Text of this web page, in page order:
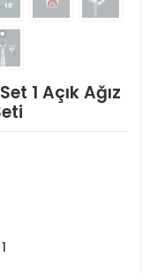
1 Açık Ağız